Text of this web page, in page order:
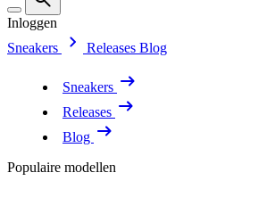
Inloggen
Sneakers
Releases Blog
Sneakers
Releases
Blog
Populaire modellen